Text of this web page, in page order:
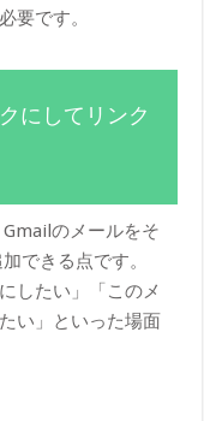
要です。
にしてリンク
のメールをそ
できる点です。
したい」「このメ
い」といった場面